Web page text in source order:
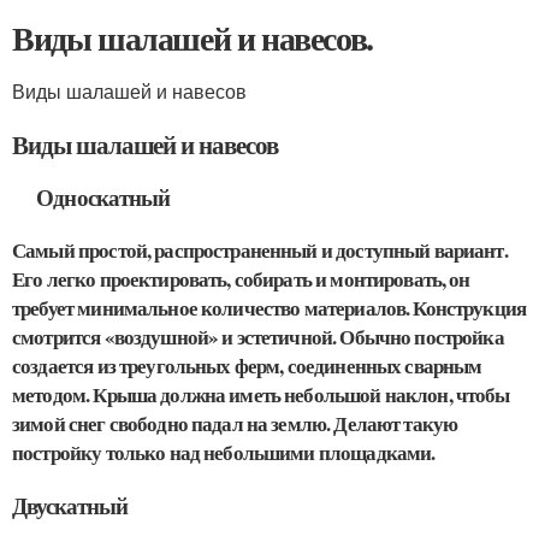
Виды шалашей и навесов.
Виды шалашей и навесов
Виды шалашей и навесов
Односкатный
Самый простой, распространенный и доступный вариант.
Его легко проектировать, собирать и монтировать, он
требует минимальное количество материалов. Конструкция
смотрится «воздушной» и эстетичной. Обычно постройка
создается из треугольных ферм, соединенных сварным
методом. Крыша должна иметь небольшой наклон, чтобы
зимой снег свободно падал на землю. Делают такую
постройку только над небольшими площадками.
Двускатный